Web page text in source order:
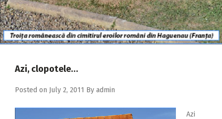
2009
Azi, clopotele…
Posted on July 2, 2011 By admin
Azi